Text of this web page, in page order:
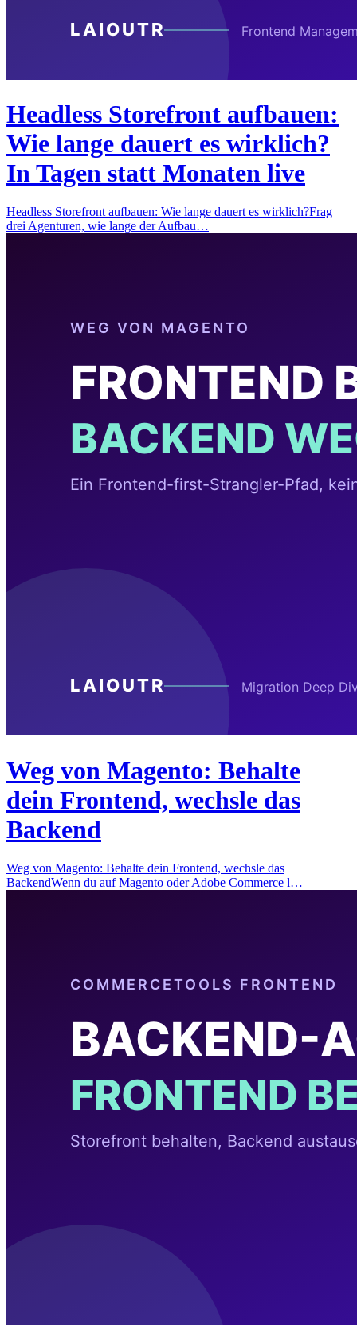
Headless Storefront aufbauen:
Wie lange dauert es wirklich?
In Tagen statt Monaten live
Headless Storefront aufbauen: Wie lange dauert es wirklich?Frag
drei Agenturen, wie lange der Aufbau…
Weg von Magento: Behalte
dein Frontend, wechsle das
Backend
Weg von Magento: Behalte dein Frontend, wechsle das
BackendWenn du auf Magento oder Adobe Commerce l…